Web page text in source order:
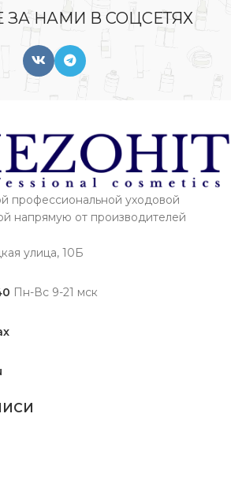
ЗА НАМИ В СОЦСЕТЯХ
профессиональной уходовой
напрямую от производителей
улица, 10Б
Пн-Вс 9-21 мск